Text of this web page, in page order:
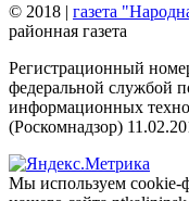
© 2018 | газета
районная газета
Регистрационный
федеральной службой
информационных
(Роскомнадзор)
Мы используем cookie-